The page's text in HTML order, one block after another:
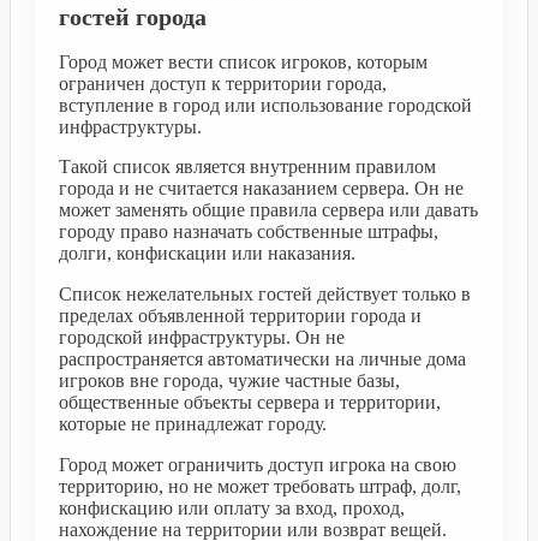
гостей города
Город может вести список игроков, которым
ограничен доступ к территории города,
вступление в город или использование городской
инфраструктуры.
Такой список является внутренним правилом
города и не считается наказанием сервера. Он не
может заменять общие правила сервера или давать
городу право назначать собственные штрафы,
долги, конфискации или наказания.
Список нежелательных гостей действует только в
пределах объявленной территории города и
городской инфраструктуры. Он не
распространяется автоматически на личные дома
игроков вне города, чужие частные базы,
общественные объекты сервера и территории,
которые не принадлежат городу.
Город может ограничить доступ игрока на свою
территорию, но не может требовать штраф, долг,
конфискацию или оплату за вход, проход,
нахождение на территории или возврат вещей.